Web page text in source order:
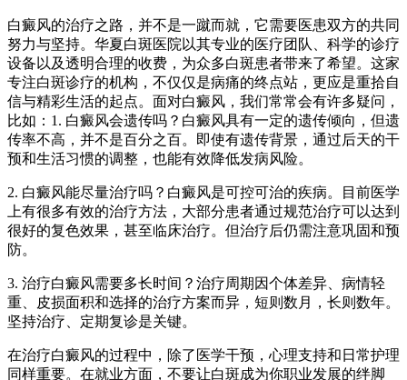
白癜风的治疗之路，并不是一蹴而就，它需要医患双方的共同
努力与坚持。华夏白斑医院以其专业的医疗团队、科学的诊疗
设备以及透明合理的收费，为众多白斑患者带来了希望。这家
专注白斑诊疗的机构，不仅仅是病痛的终点站，更应是重拾自
信与精彩生活的起点。面对白癜风，我们常常会有许多疑问，
比如：1. 白癜风会遗传吗？白癜风具有一定的遗传倾向，但遗
传率不高，并不是百分之百。即使有遗传背景，通过后天的干
预和生活习惯的调整，也能有效降低发病风险。
2. 白癜风能尽量治疗吗？白癜风是可控可治的疾病。目前医学
上有很多有效的治疗方法，大部分患者通过规范治疗可以达到
很好的复色效果，甚至临床治疗。但治疗后仍需注意巩固和预
防。
3. 治疗白癜风需要多长时间？治疗周期因个体差异、病情轻
重、皮损面积和选择的治疗方案而异，短则数月，长则数年。
坚持治疗、定期复诊是关键。
在治疗白癜风的过程中，除了医学干预，心理支持和日常护理
同样重要。在就业方面，不要让白斑成为你职业发展的绊脚